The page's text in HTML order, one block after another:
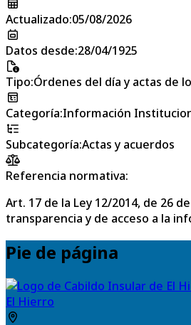
Actualizado:05/08/2026
Datos desde:28/04/1925
Tipo:Órdenes del día y actas de
Categoría:Información
Subcategoría:Actas y acuerdos
Referencia normativa:
Art. 17 de la Ley 12/2014, de 26
transparencia y de acceso a la
Pie de página
El Hierro